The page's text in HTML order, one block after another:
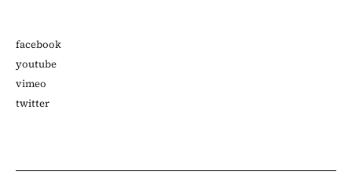
facebook
youtube
vimeo
twitter